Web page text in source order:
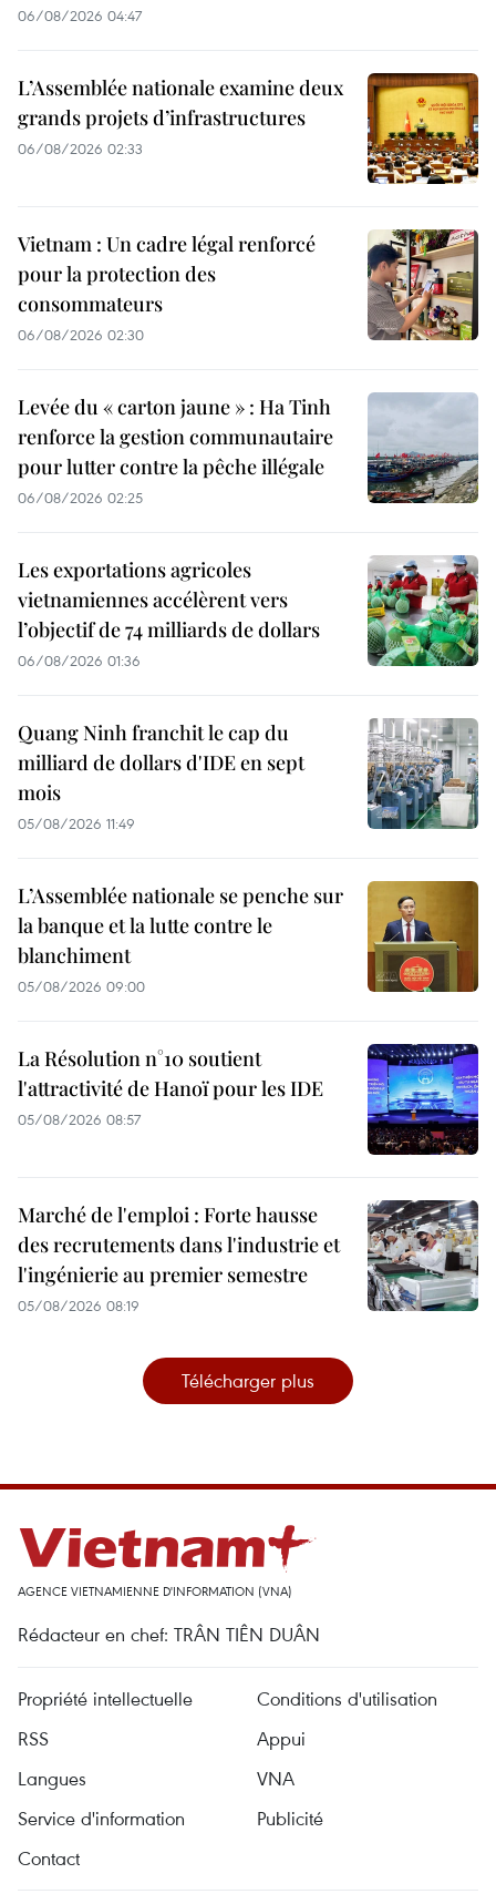
06/08/2026 04:47
L’Assemblée nationale examine deux
grands projets d’infrastructures
06/08/2026 02:33
Vietnam : Un cadre légal renforcé
pour la protection des
consommateurs
06/08/2026 02:30
Levée du « carton jaune » : Ha Tinh
renforce la gestion communautaire
pour lutter contre la pêche illégale
06/08/2026 02:25
Les exportations agricoles
vietnamiennes accélèrent vers
l’objectif de 74 milliards de dollars
06/08/2026 01:36
Quang Ninh franchit le cap du
milliard de dollars d'IDE en sept
mois
05/08/2026 11:49
L’Assemblée nationale se penche sur
la banque et la lutte contre le
blanchiment
05/08/2026 09:00
La Résolution n°10 soutient
l'attractivité de Hanoï pour les IDE
05/08/2026 08:57
Marché de l'emploi : Forte hausse
des recrutements dans l'industrie et
l'ingénierie au premier semestre
05/08/2026 08:19
Télécharger plus
AGENCE VIETNAMIENNE D'INFORMATION (VNA)
Rédacteur en chef: TRÂN TIÊN DUÂN
Propriété intellectuelle
Conditions d'utilisation
RSS
Appui
Langues
VNA
Service d'information
Publicité
Contact